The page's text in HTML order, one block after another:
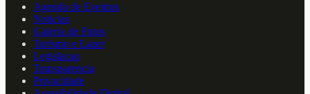
Agenda de Eventos
Noticias
Galeria de Fotos
Turismo e Lazer
Legislacao
Transparencia
Privacidade